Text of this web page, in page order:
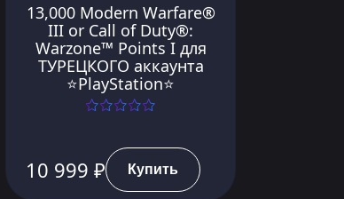
13,000 Modern Warfare®
III or Call of Duty®:
Warzone™ Points I для
ТУРЕЦКОГО аккаунта
⭐PlayStation⭐
10 999 ₽ Купить